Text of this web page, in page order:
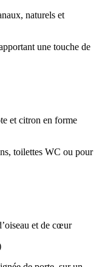
naturels et
une touche de
et citron en forme
toilettes WC ou pour
et de cœur